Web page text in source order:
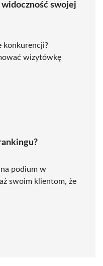
swojej
konkurencji?
wizytówkę
podium w
swoim klientom, że